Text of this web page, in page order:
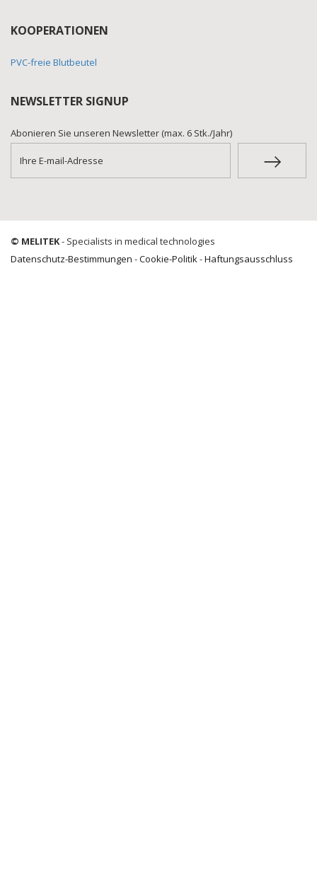
KOOPERATIONEN
PVC-freie Blutbeutel
NEWSLETTER SIGNUP
Abonieren Sie unseren Newsletter (max. 6 Stk./Jahr)
© MELITEK- Specialists in medical technologies
Datenschutz-Bestimmungen -Cookie-Politik-Haftungsausschluss